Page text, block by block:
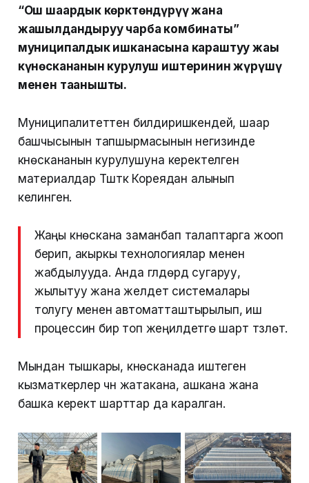
“Ош шаардык көрктөндүрүү жана
жашылдандыруу чарба комбинаты”
муниципалдык ишканасына караштуу жаңы
күнөскананын курулуш иштеринин жүрүшү
менен таанышты.
Муниципалитеттен билдиришкендей, шаар
башчысынын тапшырмасынын негизинде
күнөскананын курулушуна керектелген
материалдар Түштүк Кореядан алынып
келинген.
Жаңы күнөскана заманбап талаптарга жооп
берип, акыркы технологиялар менен
жабдылууда. Анда гүлдөрдү сугаруу,
жылытуу жана желдетүү системалары
толугу менен автоматташтырылып, иш
процессин бир топ жеңилдетүүгө шарт түзүлөт.
Мындан тышкары, күнөсканада иштеген
кызматкерлер үчүн жатакана, ашкана жана
башка керектүү шарттар да каралган.